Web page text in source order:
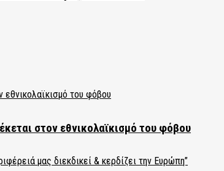
στον εθνικολαϊκισμό του φόβου